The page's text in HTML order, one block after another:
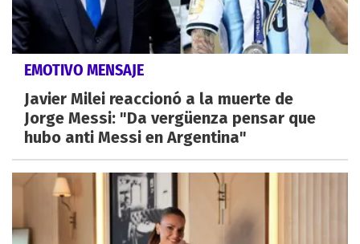
EMOTIVO MENSAJE
Javier Milei reaccionó a la muerte de
Jorge Messi: "Da vergüenza pensar que
hubo anti Messi en Argentina"